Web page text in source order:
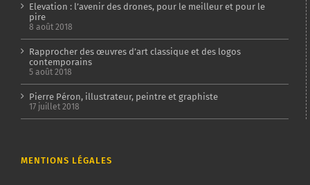
Elevation : l’avenir des drones, pour le meilleur et pour le
pire
8 août 2018
Rapprocher des œuvres d’art classique et des logos
contemporains
5 août 2018
Pierre Péron, illustrateur, peintre et graphiste
17 juillet 2018
MENTIONS LÉGALES